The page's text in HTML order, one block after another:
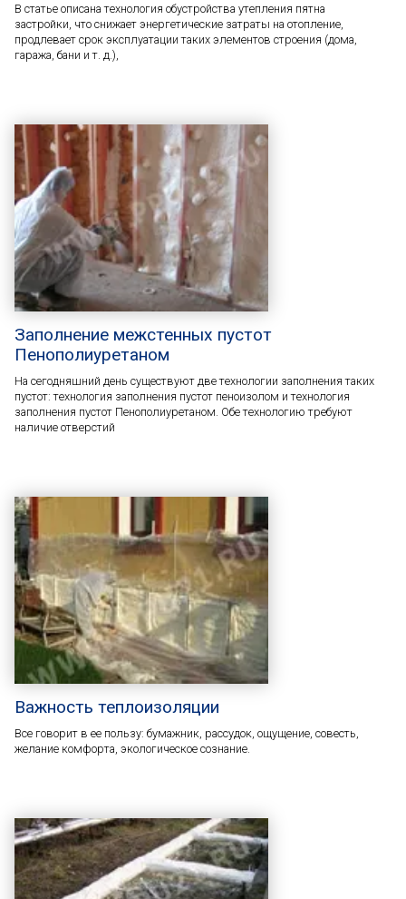
В статье описана технология обустройства утепления пятна
застройки, что снижает энергетические затраты на отопление,
продлевает срок эксплуатации таких элементов строения (дома,
гаража, бани и т. д.),
Заполнение межстенных пустот
Пенополиуретаном
На сегодняшний день существуют две технологии заполнения таких
пустот: технология заполнения пустот пеноизолом и технология
заполнения пустот Пенополиуретаном. Обе технологию требуют
наличие отверстий
Важность теплоизоляции
Все говорит в ее пользу: бумажник, рассудок, ощущение, совесть,
желание комфорта, экологическое сознание.